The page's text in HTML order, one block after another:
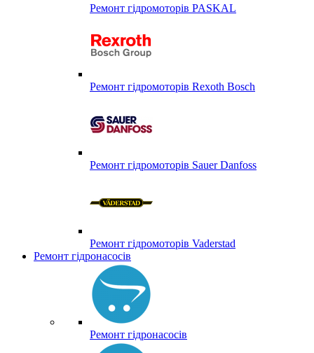
Ремонт гідромоторів PASKAL
Ремонт гідромоторів Rexoth Bosch
Ремонт гідромоторів Sauer Danfoss
Ремонт гідромоторів Vaderstad
Ремонт гідронасосів
Ремонт гідронасосів